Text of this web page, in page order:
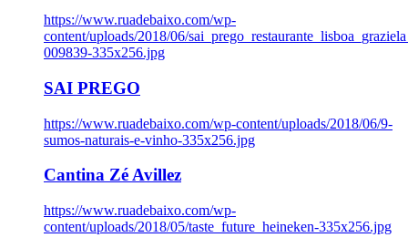
https://www.ruadebaixo.com/wp-
content/uploads/2018/06/
009839-335x256.jpg
SAI PREGO
https://www.ruadebaixo.com/wp-content/uploads/2018/06/9-
sumos-naturais-e-vinho-335x256.jpg
Cantina Zé Avillez
https://www.ruadebaixo.com/wp-
content/uploads/2018/05/taste_future_heineken-335x256.jpg